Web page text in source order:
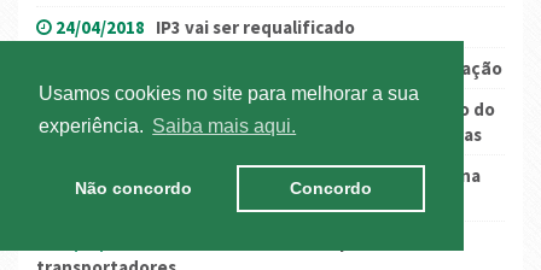
Usamos cookies no site para melhorar a sua
experiência.
Saiba mais aqui.
Não concordo Concordo
24/04/2018 IP3 vai ser requalificado
Bélgica: mau tempo condiciona circulação
Reino Unido: Instruções de utilização do
Serviço de Movimentação de Veículos de Mercadorias
Áustria - manifestação de bicicletas na
autoestrada A12